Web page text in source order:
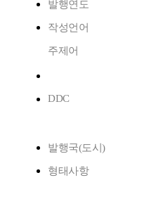
발행연도
작성언어
주제어
DDC
발행국(도시)
형태사항